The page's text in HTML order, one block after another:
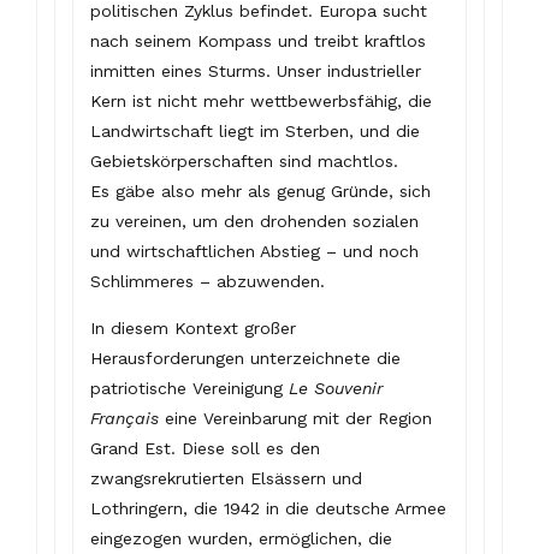
politischen Zyklus befindet. Europa sucht
nach seinem Kompass und treibt kraftlos
inmitten eines Sturms. Unser industrieller
Kern ist nicht mehr wettbewerbsfähig, die
Landwirtschaft liegt im Sterben, und die
Gebietskörperschaften sind machtlos.
Es gäbe also mehr als genug Gründe, sich
zu vereinen, um den drohenden sozialen
und wirtschaftlichen Abstieg – und noch
Schlimmeres – abzuwenden.
In diesem Kontext großer
Herausforderungen unterzeichnete die
patriotische Vereinigung Le Souvenir
Français eine Vereinbarung mit der Region
Grand Est. Diese soll es den
zwangsrekrutierten Elsässern und
Lothringern, die 1942 in die deutsche Armee
eingezogen wurden, ermöglichen, die